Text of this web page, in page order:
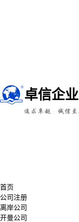
卓信企业
首页
公司注册
离岸公司
开曼公司